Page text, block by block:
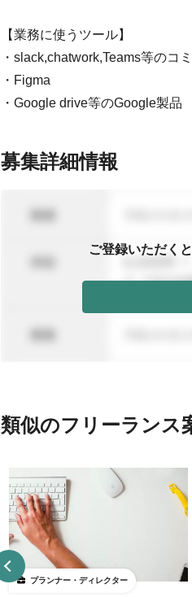
【業務に使うツール】
・slack,chatwork,Teams等のコ
・Figma
・Google drive等のGoogle製品
募集詳細情報
ご登録いただく
類似のフリーランス
プランナー・ディレクター